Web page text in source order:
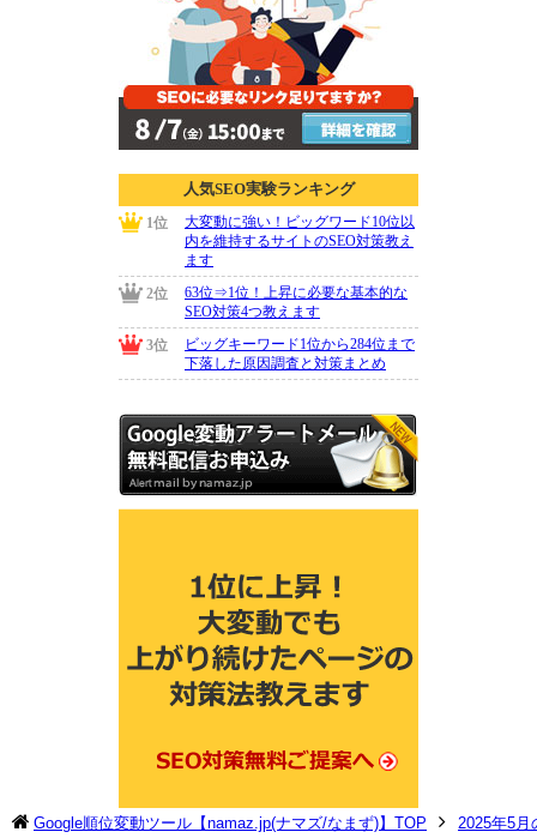
Google順位変動ツール【namaz.jp(ナマズ/なまず)】TOP 2025年5月